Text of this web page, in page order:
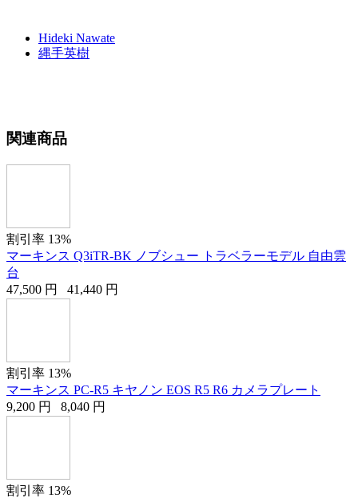
Hideki Nawate
縄手英樹
関連商品
割引率 13%
マーキンス Q3iTR-BK ノブシュー トラベラーモデル 自由雲
台
47,500 円 41,440 円
割引率 13%
マーキンス PC-R5 キヤノン EOS R5 R6 カメラプレート
9,200 円 8,040 円
割引率 13%